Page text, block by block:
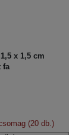
x 1,5 cm
fa
(20 db.)